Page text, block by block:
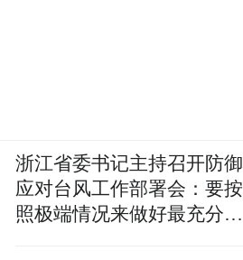
浙江省委书记主持召开防御
应对台风工作部署会：要按
照极端情况来做好最充分的